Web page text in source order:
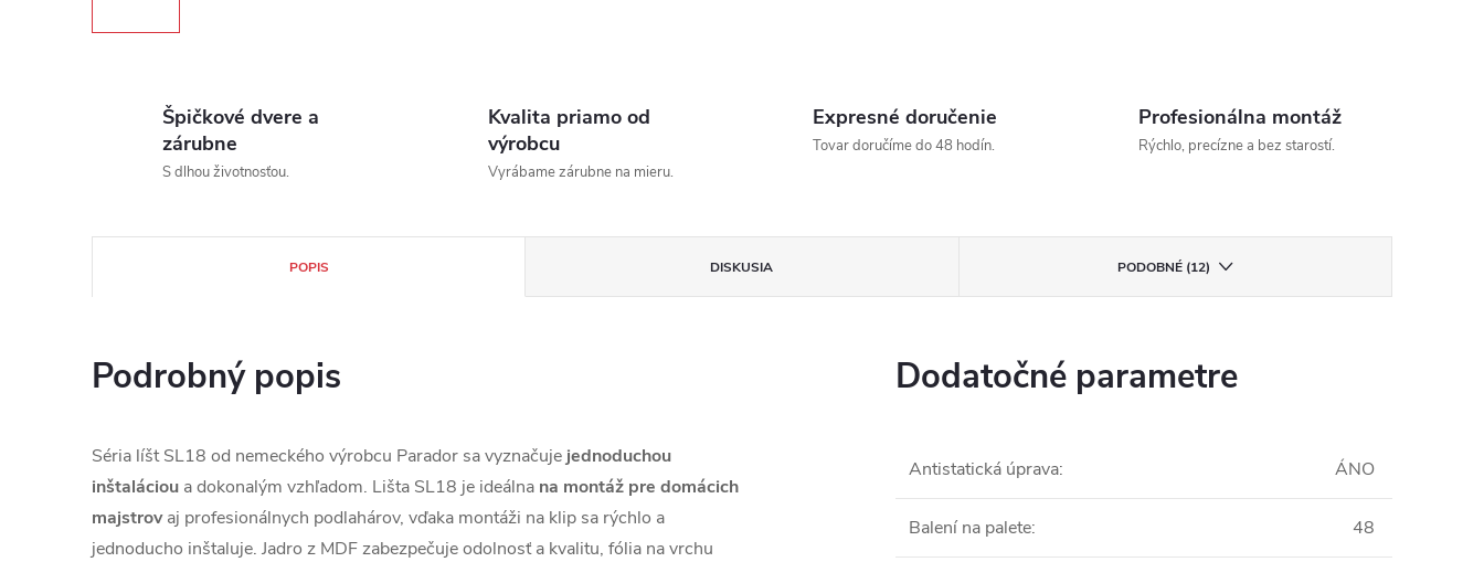
Špičkové dvere a
zárubne
S dlhou životnosťou.
Kvalita priamo od
výrobcu
Vyrábame zárubne na mieru.
Expresné doručenie
Tovar doručíme do 48 hodín.
Profesionálna montáž
Rýchlo, precízne a bez starostí.
POPIS DISKUSIA PODOBNÉ (12)
Podrobný popis
Séria líšt SL18 od nemeckého výrobcu Parador sa vyznačuje jednoduchou
inštaláciou a dokonalým vzhľadom. Lišta SL18 je ideálna na montáž pre domácich
majstrovaj profesionálnych podlahárov, vďaka montáži na klip sa rýchlo a
jednoducho inštaluje. Jadro z MDF zabezpečuje odolnosť a kvalitu, fólia na vrchu
Dodatočné parametre
Antistatická úprava: ÁNO
Balení na palete: 48